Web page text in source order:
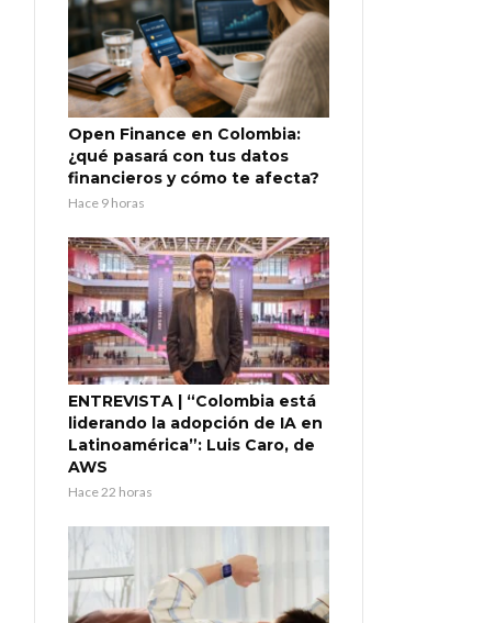
Open Finance en Colombia:
¿qué pasará con tus datos
financieros y cómo te afecta?
Hace 9 horas
ENTREVISTA | “Colombia está
liderando la adopción de IA en
Latinoamérica”: Luis Caro, de
AWS
Hace 22 horas